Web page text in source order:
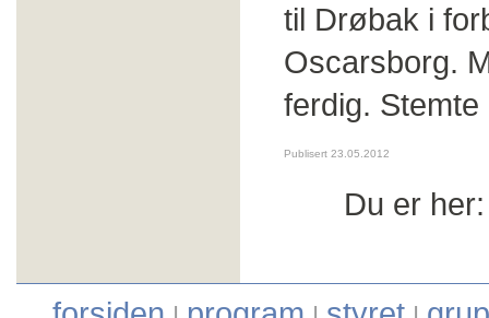
til Drøbak i
Oscarsborg.
ferdig.
Publisert 23.05.2012
Du er